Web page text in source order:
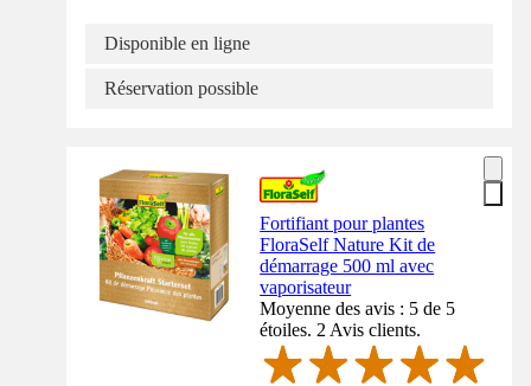
Disponible en ligne
Réservation possible
Fortifiant pour plantes
FloraSelf Nature Kit de
démarrage 500 ml avec
vaporisateur
Moyenne des avis : 5 de 5
étoiles. 2 Avis clients.